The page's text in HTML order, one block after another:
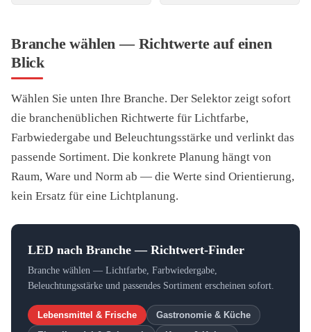
Branche wählen — Richtwerte auf einen
Blick
Wählen Sie unten Ihre Branche. Der Selektor zeigt sofort
die branchenüblichen Richtwerte für Lichtfarbe,
Farbwiedergabe und Beleuchtungsstärke und verlinkt das
passende Sortiment. Die konkrete Planung hängt von
Raum, Ware und Norm ab — die Werte sind Orientierung,
kein Ersatz für eine Lichtplanung.
LED nach Branche — Richtwert-Finder
Branche wählen — Lichtfarbe, Farbwiedergabe,
Beleuchtungsstärke und passendes Sortiment erscheinen sofort.
Lebensmittel & Frische
Gastronomie & Küche